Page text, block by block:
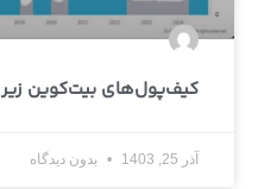
کیف‌پول‌های بیت‌کوین زیر 1 واحد، 9 درصد رشد کردند.
آذر 25, 1403 بدون دیدگاه